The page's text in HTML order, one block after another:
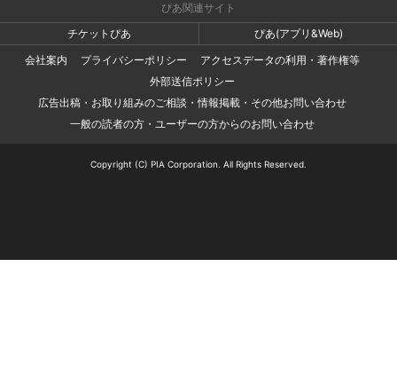
ぴあ関連サイト
チケットぴあ
ぴあ(アプリ&Web)
会社案内
プライバシーポリシー
アクセスデータの利用・著作権等
外部送信ポリシー
広告出稿・お取り組みのご相談・情報掲載・その他お問い合わせ
一般の読者の方・ユーザーの方からのお問い合わせ
Copyright (C) PIA Corporation. All Rights Reserved.